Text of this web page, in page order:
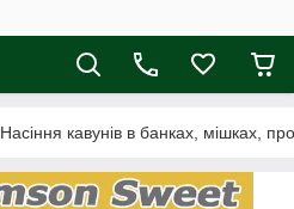
Насіння кавунів в банках, мішках,